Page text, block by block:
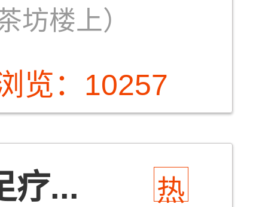
坊楼上）
览：10257
疗... 热